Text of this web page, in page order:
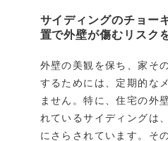
サイディングのチョー
置で外壁が傷むリスク
外壁の美観を保ち、家そ
するためには、定期的な
ません。特に、住宅の外
れているサイディングは
にさらされています。そ